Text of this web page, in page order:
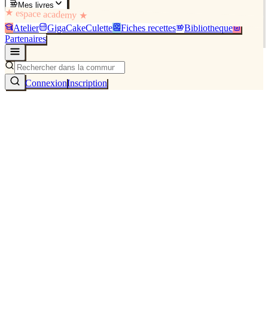
Mes livres
★ espace academy ★
Atelier GigaCakeCulette Fiches recettes
Bibliothèque
Partenaires
ConnexionInscription